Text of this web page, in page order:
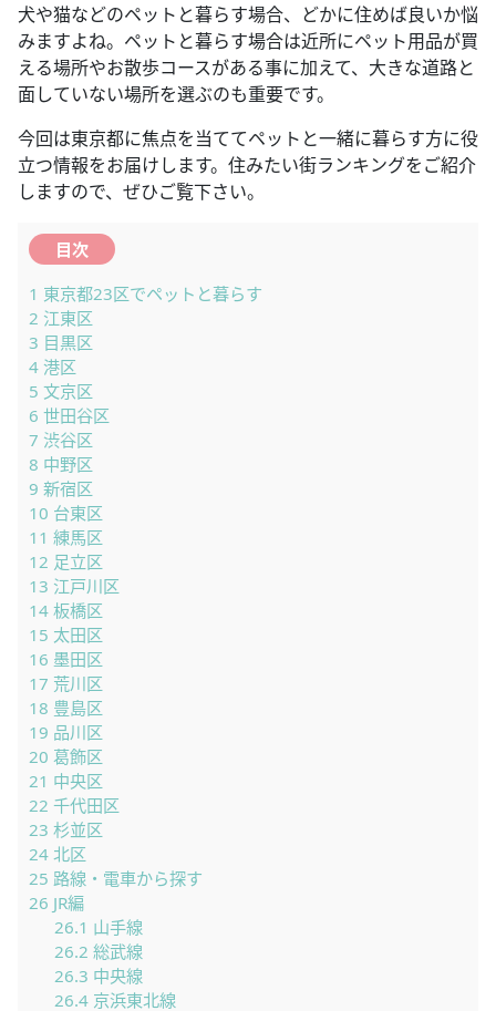
犬や猫などのペットと暮らす場合、どかに住めば良いか悩
みますよね。ペットと暮らす場合は近所にペット用品が買
える場所やお散歩コースがある事に加えて、大きな道路と
面していない場所を選ぶのも重要です。
今回は東京都に焦点を当ててペットと一緒に暮らす方に役
立つ情報をお届けします。住みたい街ランキングをご紹介
しますので、ぜひご覧下さい。
目次
1 東京都23区でペットと暮らす
2 江東区
3 目黒区
4 港区
5 文京区
6 世田谷区
7 渋谷区
8 中野区
9 新宿区
10 台東区
11 練馬区
12 足立区
13 江戸川区
14 板橋区
15 太田区
16 墨田区
17 荒川区
18 豊島区
19 品川区
20 葛飾区
21 中央区
22 千代田区
23 杉並区
24 北区
25 路線・電車から探す
26 JR編
26.1 山手線
26.2 総武線
26.3 中央線
26.4京浜東北線